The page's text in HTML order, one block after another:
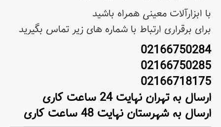
با ابزارآلات معینی همراه باشید
برای برقراری ارتباط با شماره های زیر تماس بگیرید
02166750284
02166750285
02166718175
ارسال به تهران نهایت 24 ساعت کاری
ارسال به شهرستان نهایت 48 ساعت کاری